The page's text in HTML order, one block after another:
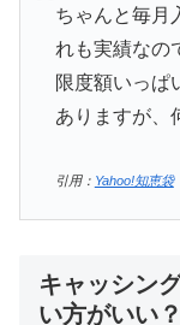
ちゃんと毎月
れも実績なの
限度額いっぱ
ありますが、
引用： Yahoo!知恵袋
キャッシン
い方がいい